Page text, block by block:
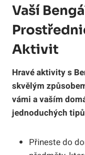
Vaší
Aktivit
Hravé aktivity s
skvělým
vámi a vaším
jednoduchých
Přineste do